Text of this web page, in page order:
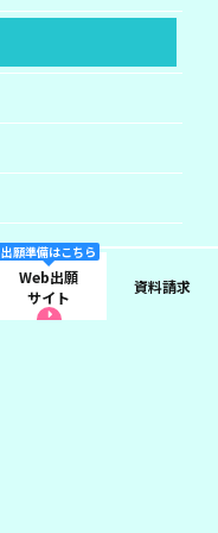
出願準備はこちら
Web出願
サイト
資料請求